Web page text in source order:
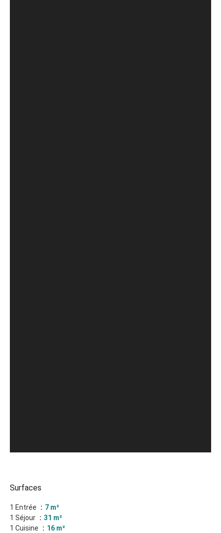
Surfaces
1 Entrée
7 m²
1 Séjour
31 m²
1 Cuisine
16 m²